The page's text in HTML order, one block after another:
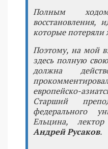
Полным
восстановления,
которые
Поэтому, на мой
здесь полную
должна
европейско-
Старший
федерального
Ельцина,
Андрей Русаков.